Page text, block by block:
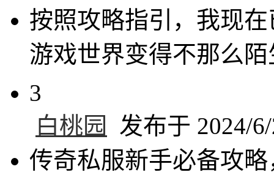
按照攻略指引，我现
游戏世界变得不那么
3
白桃园
发布于 2024/
传奇私服新手必备攻